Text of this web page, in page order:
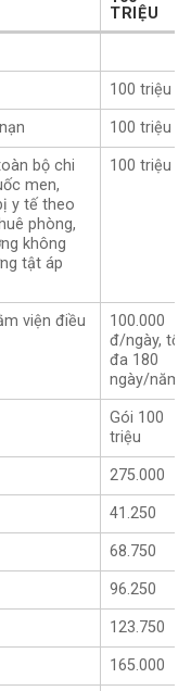
TRIỆU
100 triệu
100 triệu
bộ chi
men,
y tế theo
phòng,
không
tật áp
100 triệu
viện điều
100.000
đ/ngày, tối
đa 180
ngày/năm
Gói 100
triệu
275.000
41.250
68.750
96.250
123.750
165.000